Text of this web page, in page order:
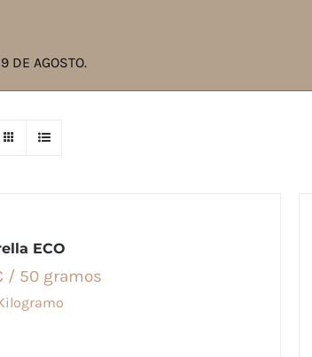
DE AGOSTO.
ECO
/ 50 gramos